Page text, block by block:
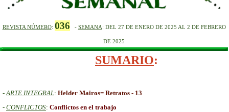
REVISTA NÚMERO: 036 - SEMANA: DEL 27 DE ENERO DE 2025 AL 2 DE FEBRERO
DE 2025
SUMARIO:
-ARTE INTEGRAL: Helder Mairos= Retratos - 13
- CONFLICTOS: Conflictos en el trabajo